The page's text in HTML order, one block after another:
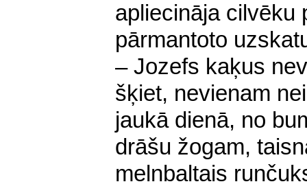
apliecināja cilvēku
pārmantoto
– Jozefs kaķus
šķiet, nevienam
jaukā dienā, no
drāšu žogam,
melnbaltais